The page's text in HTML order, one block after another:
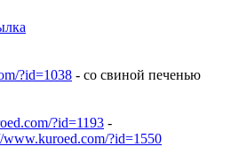
?id=1038 - со свиной печенью
?id=1193 -
www.kuroed.com/?id=1550